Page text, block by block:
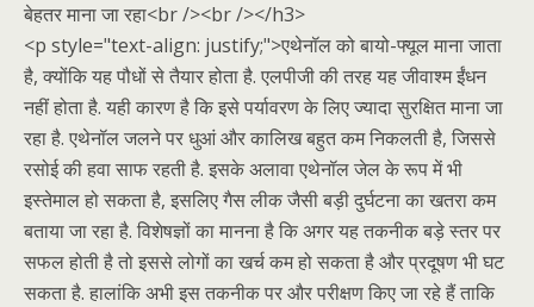
बेहतर माना जा रहा<br /><br /></h3>
<p style="text-align: justify;">एथेनॉल को बायो-फ्यूल माना जाता
है, क्योंकि यह पौधों से तैयार होता है. एलपीजी की तरह यह जीवाश्म ईंधन
नहीं होता है. यही कारण है कि इसे पर्यावरण के लिए ज्यादा सुरक्षित माना जा
रहा है. एथेनॉल जलने पर धुआं और कालिख बहुत कम निकलती है, जिससे
रसोई की हवा साफ रहती है. इसके अलावा एथेनॉल जेल के रूप में भी
इस्तेमाल हो सकता है, इसलिए गैस लीक जैसी बड़ी दुर्घटना का खतरा कम
बताया जा रहा है. विशेषज्ञों का मानना है कि अगर यह तकनीक बड़े स्तर पर
सफल होती है तो इससे लोगों का खर्च कम हो सकता है और प्रदूषण भी घट
सकता है. हालांकि अभी इस तकनीक पर और परीक्षण किए जा रहे हैं ताकि